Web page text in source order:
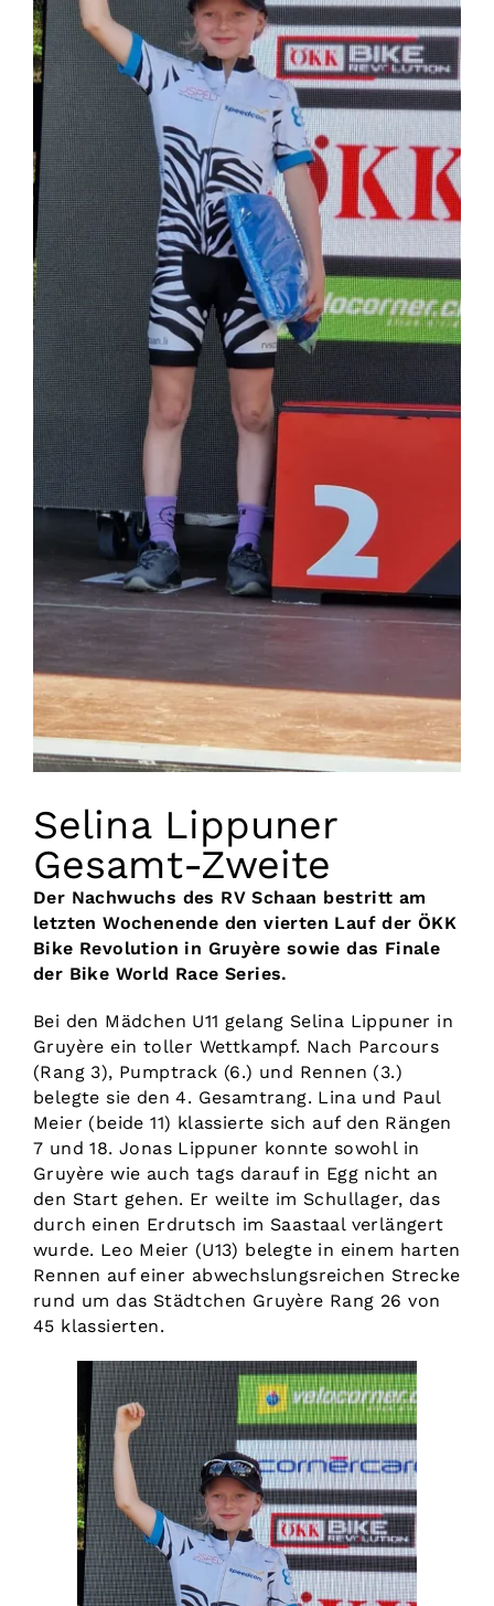
Vorstand
Kontakt
Selina Lippuner
Gesamt-Zweite
Der Nachwuchs des RV Schaan bestritt am
letzten Wochenende den vierten Lauf der ÖKK
Bike Revolution in Gruyère sowie das Finale
der Bike World Race Series.
Bei den Mädchen U11 gelang Selina Lippuner in
Gruyère ein toller Wettkampf. Nach Parcours
(Rang 3), Pumptrack (6.) und Rennen (3.)
belegte sie den 4. Gesamtrang. Lina und Paul
Meier (beide 11) klassierte sich auf den Rängen
7 und 18. Jonas Lippuner konnte sowohl in
Gruyère wie auch tags darauf in Egg nicht an
den Start gehen. Er weilte im Schullager, das
durch einen Erdrutsch im Saastaal verlängert
wurde. Leo Meier (U13) belegte in einem harten
Rennen auf einer abwechslungsreichen Strecke
rund um das Städtchen Gruyère Rang 26 von
45 klassierten.